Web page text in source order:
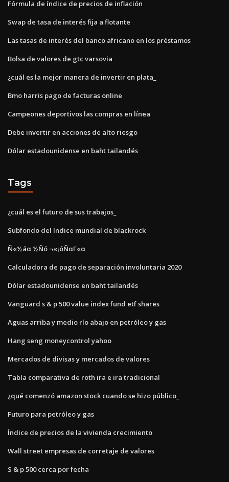
Fórmula de índice de precios de inflación
Swap de tasa de interés fija a flotante
Las tasas de interés del banco africano en los préstamos
Bolsa de valores de gtc varsovia
¿cuál es la mejor manera de invertir en plata_
Bmo harris pago de facturas online
Campeones deportivos las compras en línea
Debe invertir en acciones de alto riesgo
Dólar estadounidense en baht tailandés
Tags
¿cuál es el futuro de sus trabajos_
Subfondo del índice mundial de blackrock
Ñ«½áα ½Ñó ¬«¡óÑαΓ«α
Calculadora de pago de separación involuntaria 2020
Dólar estadounidense en baht tailandés
Vanguard s & p 500 value index fund etf shares
Aguas arriba y medio río abajo en petróleo y gas
Hang seng moneycontrol yahoo
Mercados de divisas y mercados de valores
Tabla comparativa de roth ira e ira tradicional
¿qué comenzó amazon stock cuando se hizo público_
Futuro para petróleo y gas
Índice de precios de la vivienda crecimiento
Wall street empresas de corretaje de valores
S & p 500 cerca por fecha